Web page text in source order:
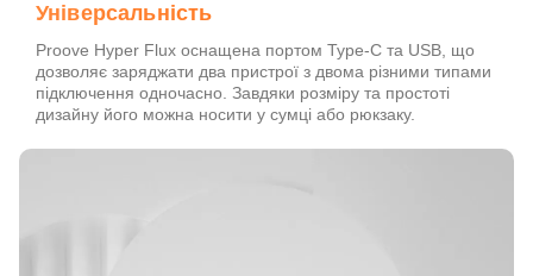
Універсальність
Proove Hyper Flux оснащена портом Type-C та USB, що
дозволяє заряджати два пристрої з двома різними типами
підключення одночасно. Завдяки розміру та простоті
дизайну його можна носити у сумці або рюкзаку.